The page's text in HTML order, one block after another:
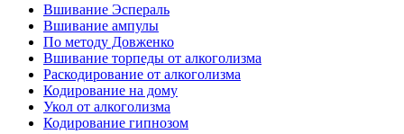
Вшивание Эспераль
Вшивание ампулы
По методу Довженко
Вшивание торпеды от алкоголизма
Раскодирование от алкоголизма
Кодирование на дому
Укол от алкоголизма
Кодирование гипнозом